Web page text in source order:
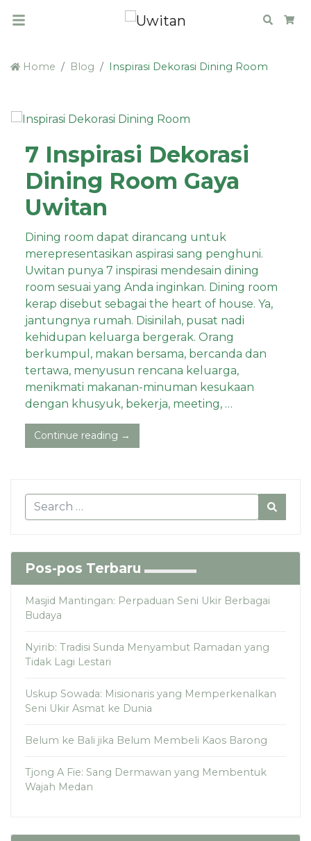
Search
Home Blog Inspirasi Dekorasi Dining Room
7 Inspirasi Dekorasi
Dining Room Gaya
Uwitan
Dining room dapat dirancang untuk
merepresentasikan aspirasi sang penghuni.
Uwitan punya 7 inspirasi mendesain dining
room sesuai yang Anda inginkan. Dining room
kerap disebut sebagai the heart of house. Ya,
jantungnya rumah. Disinilah, pusat nadi
kehidupan keluarga bergerak. Orang
berkumpul, makan bersama, bercanda dan
tertawa, menyusun rencana keluarga,
menikmati makanan-minuman kesukaan
dengan khusyuk, bekerja, meeting, …
Continue reading →
Pos-pos Terbaru
Masjid Mantingan: Perpaduan Seni Ukir Berbagai
Budaya
Nyirib: Tradisi Sunda Menyambut Ramadan yang
Tidak Lagi Lestari
Uskup Sowada: Misionaris yang Memperkenalkan
Seni Ukir Asmat ke Dunia
Belum ke Bali jika Belum Membeli Kaos Barong
Tjong A Fie: Sang Dermawan yang Membentuk
Wajah Medan